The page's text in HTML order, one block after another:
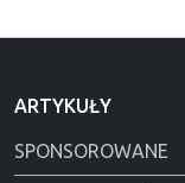
ARTYKUŁY
SPONSOROWANE